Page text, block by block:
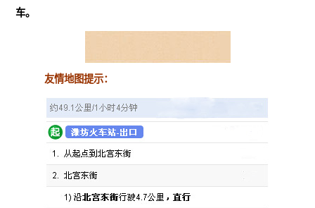
车。
友情地图提示：